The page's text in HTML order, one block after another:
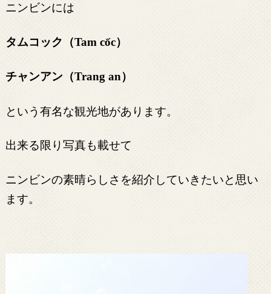
ニンビンには
タムコック（Tam cốc）
チャンアン（Trang an）
という有名な観光地があります。
出来る限り写真も載せて
ニンビンの素晴らしさを紹介していきたいと思い
ます。